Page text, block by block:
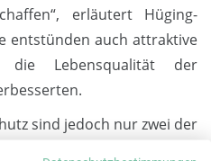
erläutert Hüging-
entstünden auch attraktive
die Lebensqualität der
sind jedoch nur zwei der